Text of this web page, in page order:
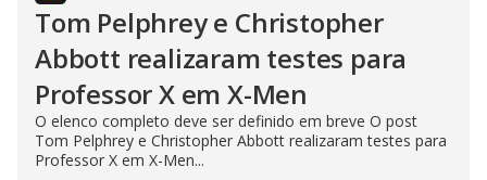
Tom Pelphrey e Christopher
Abbott realizaram testes para
Professor X em X-Men
O elenco completo deve ser definido em breve O post
Tom Pelphrey e Christopher Abbott realizaram testes para
Professor X em X-Men...